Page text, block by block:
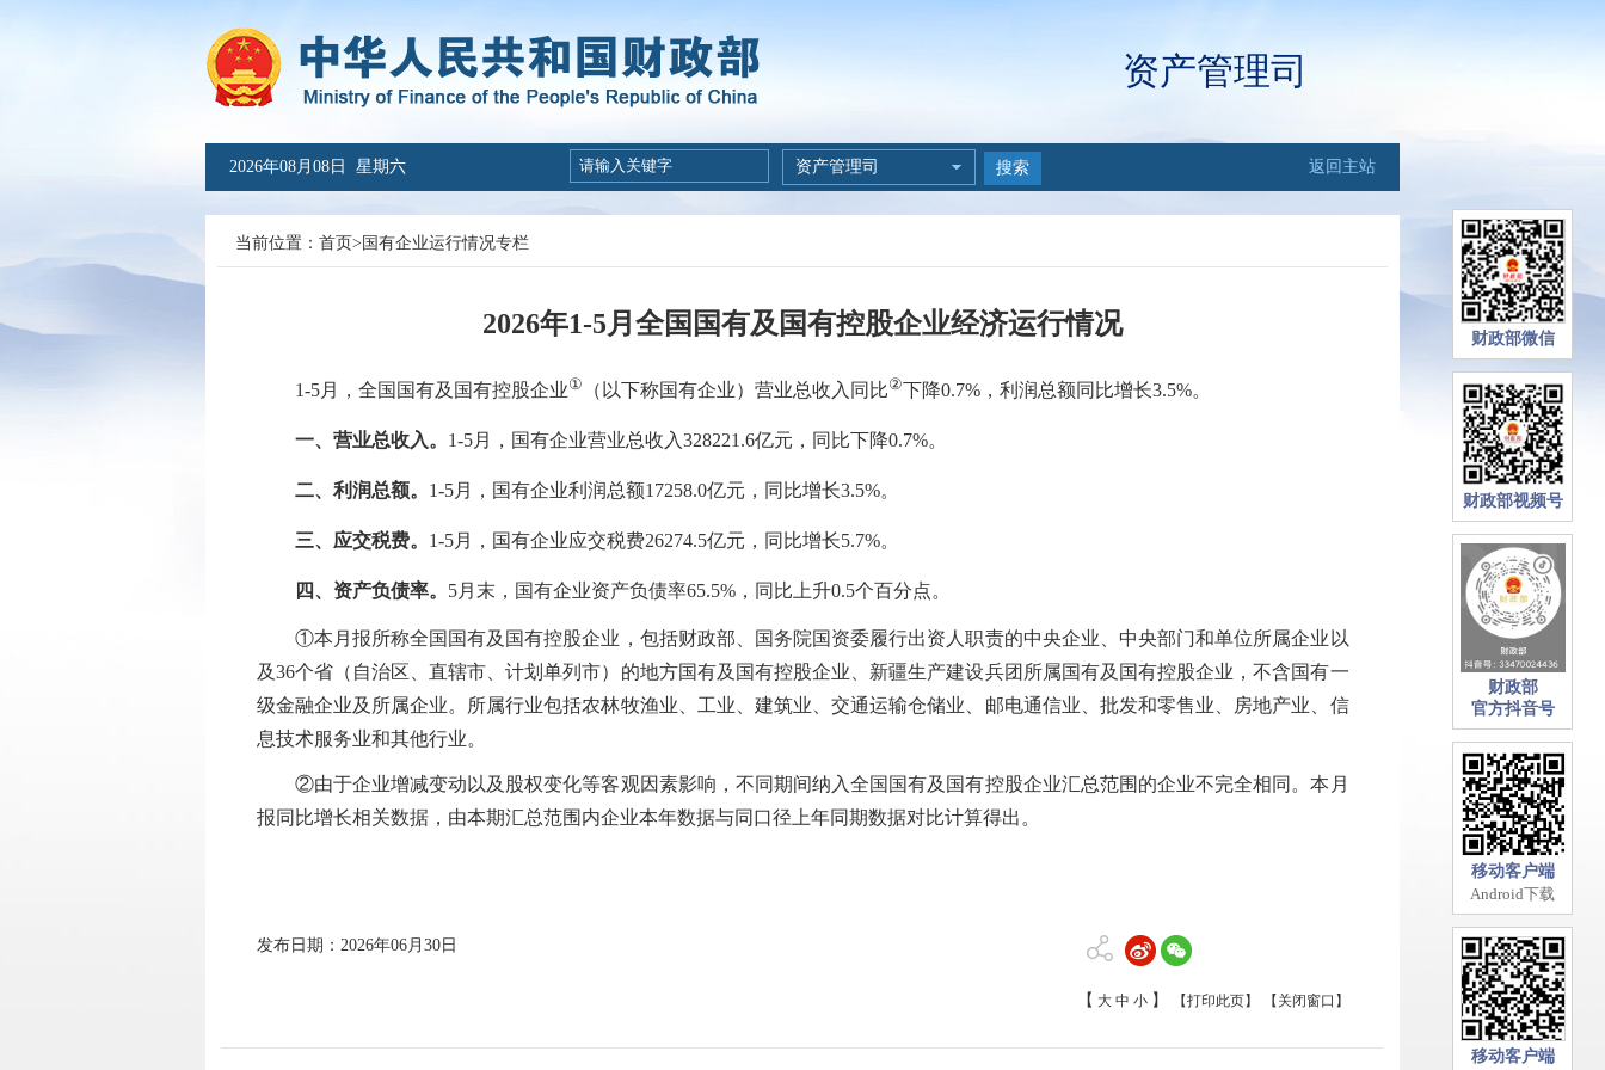
财政部微信
财政部视频号
财政部
官方抖音号
移动客户端
Android下载
移动客户端
资产管理司
2026年08月08日 星期六 资产管理司 搜索 返回主站
当前位置： 首页> 国有企业运行情况专栏
2026年1-5月全国国有及国有控股企业经济运行情况
1-5月，全国国有及国有控股企业① （以下称国有企业）营业总收入同比②下降0.7%，利润总额同比增长3.5%。
一、营业总收入。 1-5月，国有企业营业总收入328221.6亿元，同比下降0.7%。
二、利润总额。 1-5月，国有企业利润总额17258.0亿元，同比增长3.5%。
三、应交税费。 1-5月，国有企业应交税费26274.5亿元，同比增长5.7%。
四、资产负债率。 5月末，国有企业资产负债率65.5%， 同比 上升0.5个百分点。
①本月报所称全国国有及国有控股企业，包括财政部、国务院国资委履行出资人职责的中央企业、中央部门和单位所属企业以
及36个省（自治区、直辖市、计划单列市）的地方国有及国有控股企业、新疆生产建设兵团所属国有及国有控股企业，不含国有一
级金融企业及所属企业。所属行业包括农林牧渔业、工业、建筑业、交通运输仓储业、邮电通信业、批发和零售业、房地产业、信
息技术服务业和其他行业。
②由于企业增减变动以及股权变化等客观因素影响，不同期间纳入全国国有及国有控股企业汇总范围的企业不完全相同。本月
报同比增长相关数据，由本期汇总范围内企业本年数据与同口径上年同期数据对比计算得出。
发布日期：2026年06月30日
【 大 中 小 】 【打印此页】 【关闭窗口】